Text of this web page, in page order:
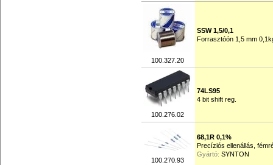
100.327.20
SSW 1,5/0,1
Forrasztóón 1,5 mm
100.276.02
74LS95
4 bit shift reg.
100.270.93
68,1R 0,1%
Precíziós ellenállás,
Gyártó: SYNTON